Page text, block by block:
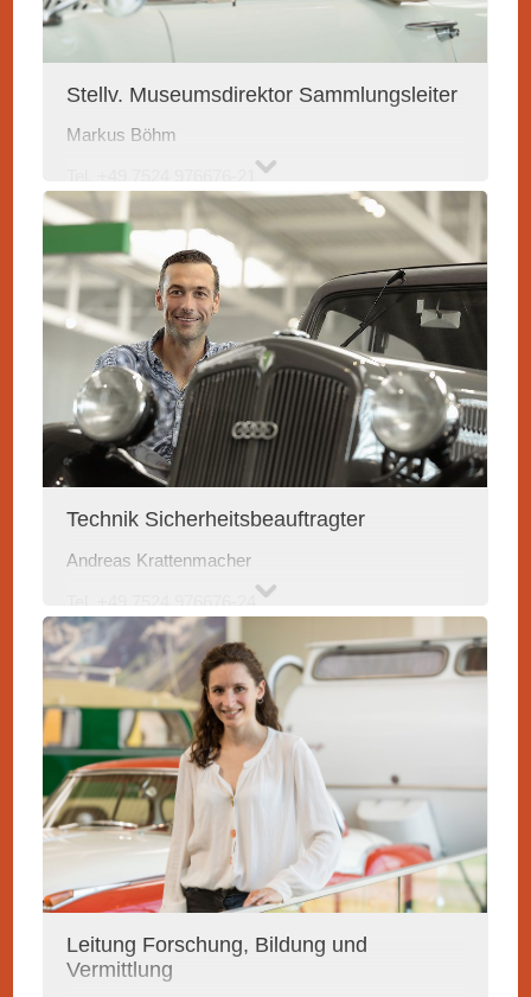
Stellv. Museumsdirektor Sammlungsleiter
Markus Böhm
Tel. +49 7524 976676-21
mb@erwin-hymer-museum.de
Technik Sicherheitsbeauftragter
Andreas Krattenmacher
Tel. +49 7524 976676-24
ak@erwin-hymer-museum.de
Leitung Forschung, Bildung und
Vermittlung